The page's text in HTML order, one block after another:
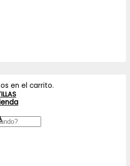
en el carrito.